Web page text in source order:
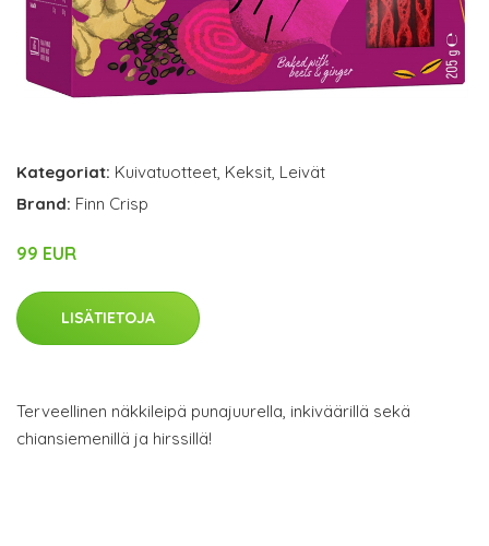
Kategoriat: Kuivatuotteet, Keksit, Leivät
Brand: Finn Crisp
99 EUR
LISÄTIETOJA
Terveellinen näkkileipä punajuurella, inkiväärillä sekä
chiansiemenillä ja hirssillä!